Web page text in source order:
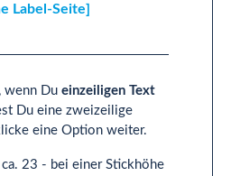
Label-Seite]
wenn Du einzeiligen Text
Du eine zweizeilige
eine Option weiter.
23 - bei einer Stickhöhe